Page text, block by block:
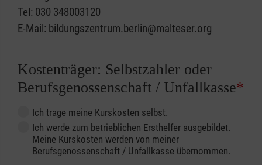
Tel: 030 348003120
E-Mail: bildungszentrum.berlin@malteser.org
Kostenträger: Selbstzahler oder
Berufsgenossenschaft / Unfallkasse*
Ich trage meine Kurskosten selbst.
Ich werde zum betrieblichen Ersthelfer ausgebildet.
Meine Kurskosten werden von meiner
Berufsgenossenschaft / Unfallkasse übernommen.